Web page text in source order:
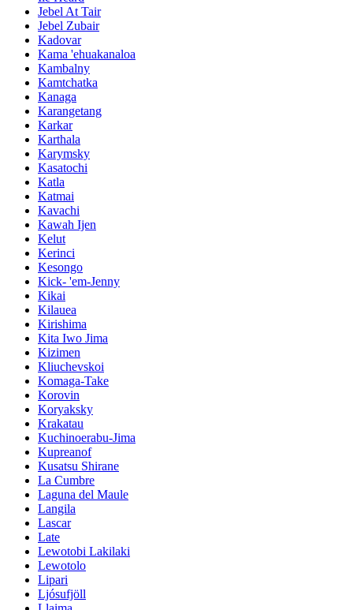
Jebel At Tair
Jebel Zubair
Kadovar
Kama 'ehuakanaloa
Kambalny
Kamtchatka
Kanaga
Karangetang
Karkar
Karthala
Karymsky
Kasatochi
Katla
Katmai
Kavachi
Kawah Ijen
Kelut
Kerinci
Kesongo
Kick- 'em-Jenny
Kikai
Kilauea
Kirishima
Kita Iwo Jima
Kizimen
Kliuchevskoi
Komaga-Take
Korovin
Koryaksky
Krakatau
Kuchinoerabu-Jima
Kupreanof
Kusatsu Shirane
La Cumbre
Laguna del Maule
Langila
Lascar
Late
Lewotobi Lakilaki
Lewotolo
Lipari
Ljósufjöll